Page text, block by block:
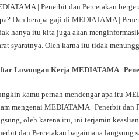
| Penerbit dan Percetakan
Dan berapa gaji di MEDIATAMA |
hanya itu kita juga akan
syaratnya. Oleh karna itu tidak
Lowongan Kerja MEDIATAMA |
kamu pernah mendengar apa itu
mengenai MEDIATAMA | Penerbit dan
oleh karena itu, ini terjamin
dan Percetakan bagaimana langsung